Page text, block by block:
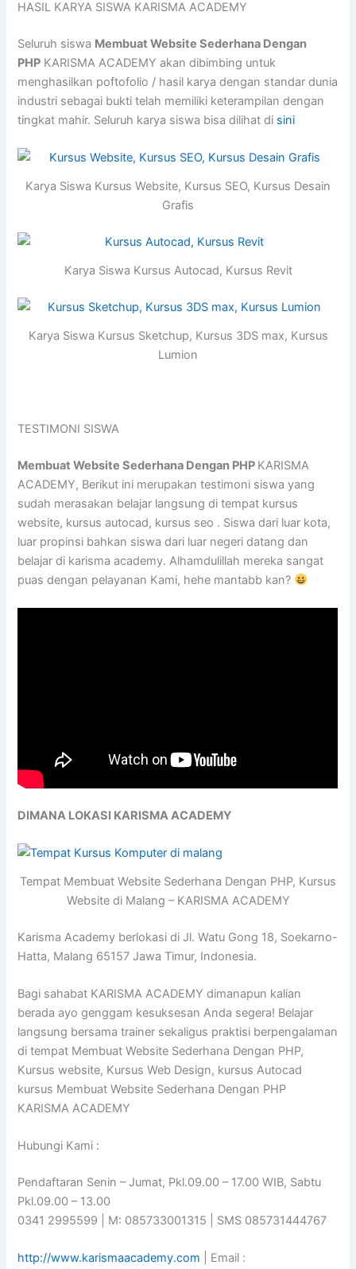
HASIL KARYA SISWA KARISMA ACADEMY
Seluruh siswa Membuat Website Sederhana Dengan
PHP KARISMA ACADEMY akan dibimbing untuk
menghasilkan poftofolio / hasil karya dengan standar dunia
industri sebagai bukti telah memiliki keterampilan dengan
tingkat mahir. Seluruh karya siswa bisa dilihat di sini
Karya Siswa Kursus Website, Kursus SEO, Kursus Desain
Grafis
Karya Siswa Kursus Autocad, Kursus Revit
Karya Siswa Kursus Sketchup, Kursus 3DS max, Kursus
Lumion
TESTIMONI SISWA
Membuat Website Sederhana Dengan PHP KARISMA
ACADEMY, Berikut ini merupakan testimoni siswa yang
sudah merasakan belajar langsung di tempat kursus
website, kursus autocad, kursus seo . Siswa dari luar kota,
luar propinsi bahkan siswa dari luar negeri datang dan
belajar di karisma academy. Alhamdulillah mereka sangat
puas dengan pelayanan Kami, hehe mantabb kan?
DIMANA LOKASI KARISMA ACADEMY
Tempat Membuat Website Sederhana Dengan PHP, Kursus
Website di Malang – KARISMA ACADEMY
Karisma Academy berlokasi di Jl. Watu Gong 18, Soekarno-
Hatta, Malang 65157 Jawa Timur, Indonesia.
Bagi sahabat KARISMA ACADEMY dimanapun kalian
berada ayo genggam kesuksesan Anda segera! Belajar
langsung bersama trainer sekaligus praktisi berpengalaman
di tempat Membuat Website Sederhana Dengan PHP,
Kursus website, Kursus Web Design, kursus Autocad
kursus Membuat Website Sederhana Dengan PHP
KARISMA ACADEMY
Hubungi Kami :
Pendaftaran Senin – Jumat, Pkl.09.00 – 17.00 WIB, Sabtu
Pkl.09.00 – 13.00
0341 2995599 | M: 085733001315 | SMS 085731444767
http://www.karismaacademy.com | Email :